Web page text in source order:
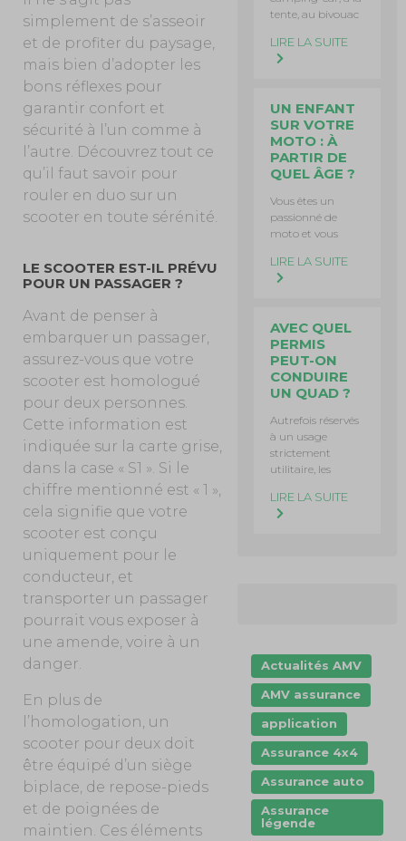
simplement de s’asseoir
et de profiter du paysage,
mais bien d’adopter les
bons réflexes pour
garantir confort et
sécurité à l’un comme à
l’autre. Découvrez tout ce
qu’il faut savoir pour
rouler en duo sur un
scooter en toute sérénité.
LE SCOOTER EST-IL PRÉVU
POUR UN PASSAGER ?
Avant de penser à
embarquer un passager,
assurez-vous que votre
scooter est homologué
pour deux personnes.
Cette information est
indiquée sur la carte grise,
dans la case « S1 ». Si le
chiffre mentionné est « 1 »,
cela signifie que votre
scooter est conçu
uniquement pour le
conducteur, et
transporter un passager
pourrait vous exposer à
une amende, voire à un
danger.
En plus de
l’homologation, un
scooter pour deux doit
être équipé d’un siège
biplace, de repose-pieds
et de poignées de
maintien. Ces éléments
tente, au bivouac
LIRE LA SUITE
UN ENFANT
SUR VOTRE
MOTO : À
PARTIR DE
QUEL ÂGE ?
Vous êtes un
passionné de
moto et vous
LIRE LA SUITE
AVEC QUEL
PERMIS
PEUT-ON
CONDUIRE
UN QUAD ?
Autrefois réservés
à un usage
strictement
utilitaire, les
LIRE LA SUITE
Actualités AMV
AMV assurance
application
Assurance 4x4
Assurance auto
Assurance
légende